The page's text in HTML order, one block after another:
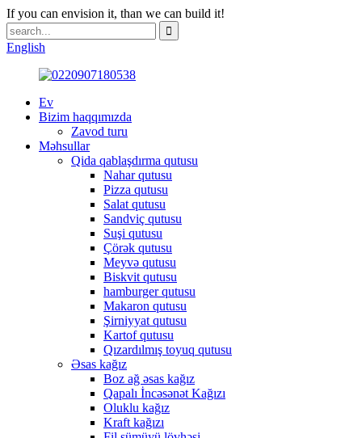
If you can envision it, than we can build it!
English
Ev
Bizim haqqımızda
Zavod turu
Məhsullar
Qida qablaşdırma qutusu
Nahar qutusu
Pizza qutusu
Salat qutusu
Sandviç qutusu
Suşi qutusu
Çörək qutusu
Meyvə qutusu
Biskvit qutusu
hamburger qutusu
Makaron qutusu
Şirniyyat qutusu
Kartof qutusu
Qızardılmış toyuq qutusu
Əsas kağız
Boz ağ əsas kağız
Qapalı İncəsənət Kağızı
Oluklu kağız
Kraft kağızı